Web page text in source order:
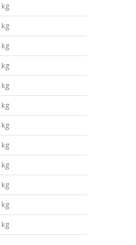
kg
kg
kg
kg
kg
kg
kg
kg
kg
kg
kg
kg